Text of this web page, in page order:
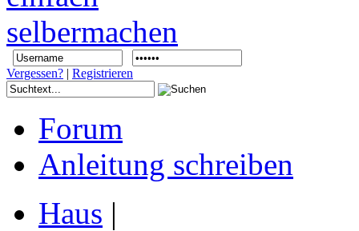
Vergessen? | Registrieren
Forum
Anleitung schreiben
Haus |